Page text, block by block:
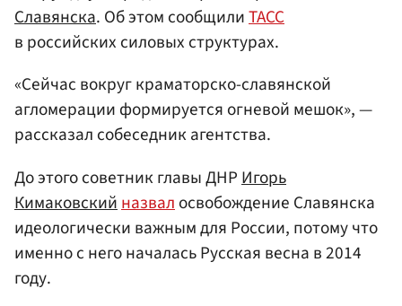
Славянска. Об этом сообщилиТАСС
в российских силовых структурах.
«Сейчас вокруг краматорско-славянской
агломерации формируется огневой мешок», —
рассказал собеседник агентства.
До этого советник главы ДНР Игорь
Кимаковский назвал освобождение Славянска
идеологически важным для России, потому что
именно с него началась Русская весна в 2014
году.